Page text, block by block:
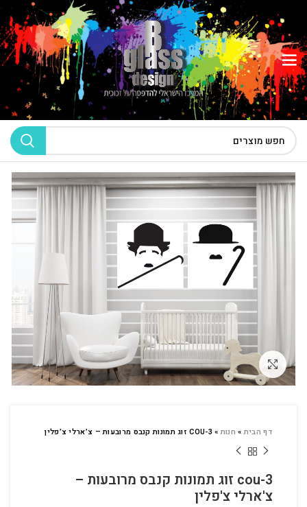
לחץ להגדלה
דף הבית» חנות» COU-3 זוג תמונות קנבס מרובעות – צ’ארלי צ’פלין
cou-3 זוג תמונות קנבס מרובעות –
צ'ארלי צ'פלין